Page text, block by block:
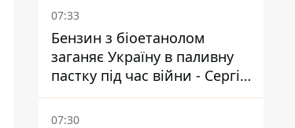
07:33
Бензин з біоетанолом
заганяє Україну в паливну
пастку під час війни - Сергій
Куюн
07:30